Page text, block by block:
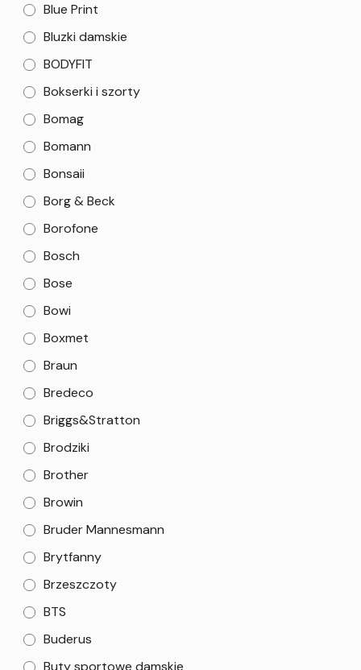
Blue Print
Bluzki damskie
BODYFIT
Bokserki i szorty
Bomag
Bomann
Bonsaii
Borg & Beck
Borofone
Bosch
Bose
Bowi
Boxmet
Braun
Bredeco
Briggs&Stratton
Brodziki
Brother
Browin
Bruder Mannesmann
Brytfanny
Brzeszczoty
BTS
Buderus
Buty sportowe damskie